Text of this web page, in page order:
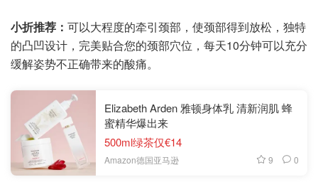
小折推荐： 可以大程度的牵引颈部，使颈部得到放松，独特
的凸凹设计，完美贴合您的颈部穴位，每天10分钟可以充分
缓解姿势不正确带来的酸痛。
Elizabeth Arden 雅顿身体乳 清新润肌 蜂
蜜精华爆出来
500ml绿茶仅€14
Amazon德国亚马逊 9 0